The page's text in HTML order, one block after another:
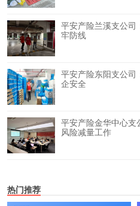
平安产险兰溪支公
牢防线
平安产险东阳支公司
企安全
平安产险金华中心支
风险减量工作
热门推荐